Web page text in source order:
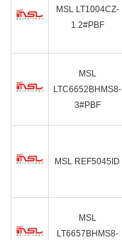
MSL LT1004CZ-
1.2#PBF
MSL
LTC6652BHMS8-
3#PBF
MSL REF5045ID
MSL
LT6657BHMS8-